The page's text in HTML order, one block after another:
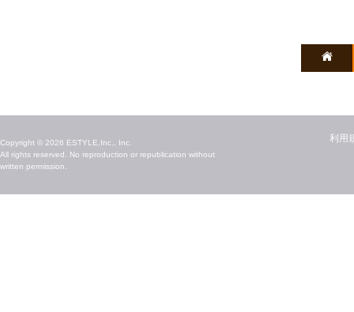
Copyright © 2026 ESTYLE,Inc., Inc.
All rights reserved. No reproduction or republication without
written permission.
利用